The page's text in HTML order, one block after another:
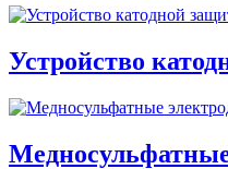
Устройство